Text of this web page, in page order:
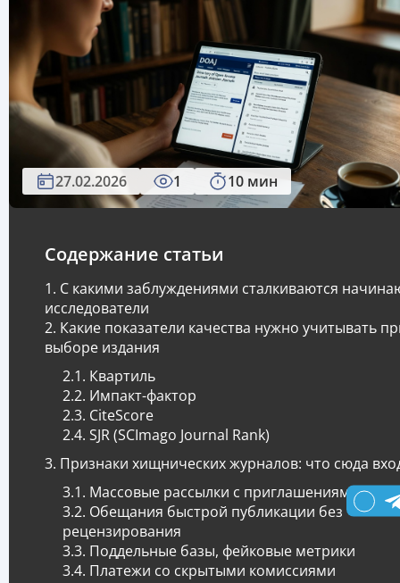
27.02.2026 1 10 мин
Содержание статьи
С какими заблуждениями сталкиваются
исследователи
Какие показатели качества нужно учитывать
выборе издания
Квартиль
Импакт-фактор
CiteScore
SJR (SCImago Journal Rank)
Признаки хищнических журналов: что сюда
Массовые рассылки с приглашениями
Обещания быстрой публикации без
рецензирования
Поддельные базы, фейковые метрики
Платежи со скрытыми комиссиями